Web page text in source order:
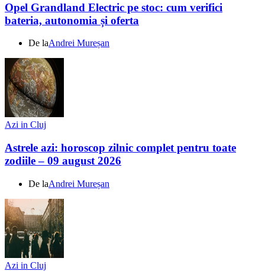
Opel Grandland Electric pe stoc: cum verifici
bateria, autonomia și oferta
De laAndrei Mureșan
Azi in Cluj
Astrele azi: horoscop zilnic complet pentru toate
zodiile – 09 august 2026
De laAndrei Mureșan
Azi in Cluj